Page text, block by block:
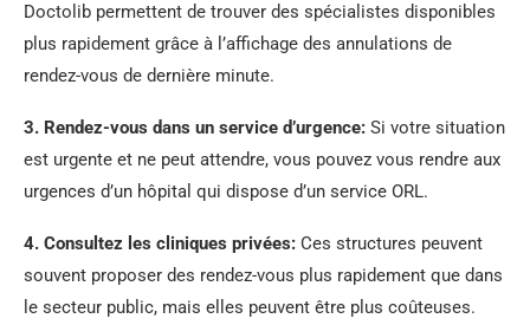
Doctolib permettent de trouver des spécialistes disponibles
plus rapidement grâce à l’affichage des annulations de
rendez-vous de dernière minute.
3. Rendez-vous dans un service d’urgence: Si votre situation
est urgente et ne peut attendre, vous pouvez vous rendre aux
urgences d’un hôpital qui dispose d’un service ORL.
4. Consultez les cliniques privées: Ces structures peuvent
souvent proposer des rendez-vous plus rapidement que dans
le secteur public, mais elles peuvent être plus coûteuses.